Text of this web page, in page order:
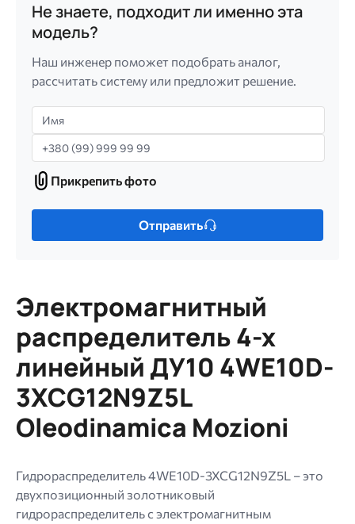
Не знаете, подходит ли именно эта
модель?
Наш инженер поможет подобрать аналог,
рассчитать систему или предложит решение.
Имя
Телефон
Прикрепить
фото
Прикрепить фото
Только
МБ.
Допустимые
типы:
gif
jpg
jpeg
png.
Отправить
Электромагнитный
распределитель 4-х
линейный ДУ10 4WE10D-
3XCG12N9Z5L
Oleodinamica Mozioni
Гидрораспределитель 4WE10D-3XCG12N9Z5L – это
двухпозиционный золотниковый
гидрораспределитель с электромагнитным